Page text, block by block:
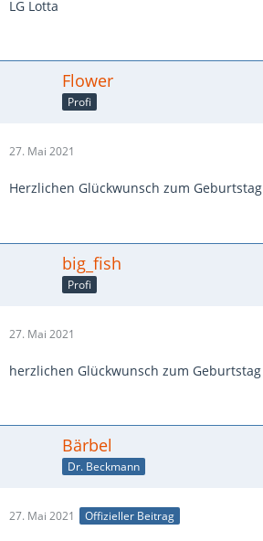
LG Lotta
Flower
Profi
27. Mai 2021
Herzlichen Glückwunsch zum Geburtstag
big_fish
Profi
27. Mai 2021
herzlichen Glückwunsch zum Geburtstag
Bärbel
Dr. Beckmann
27. Mai 2021 Offizieller Beitrag